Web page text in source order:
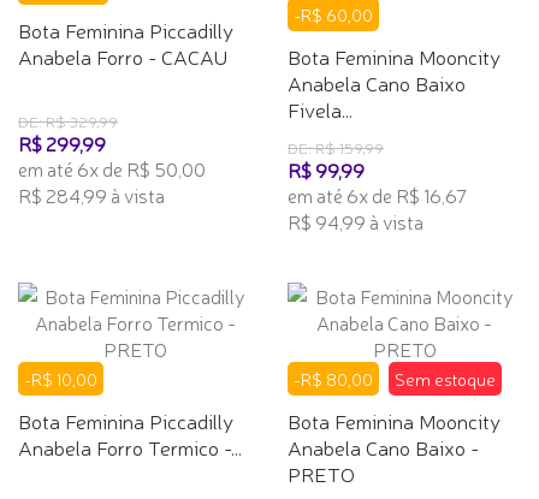
Bota Feminina Piccadilly
Anabela Forro - CACAU
DE: R$ 329,99
R$ 299,99
em até 6x de R$ 50,00
R$ 284,99 à vista
-R$ 60,00
Bota Feminina Mooncity
Anabela Cano Baixo
Fivela...
DE: R$ 159,99
R$ 99,99
em até 6x de R$ 16,67
R$ 94,99 à vista
-R$ 10,00
Bota Feminina Piccadilly
Anabela Forro Termico -...
-R$ 80,00 Sem estoque
Bota Feminina Mooncity
Anabela Cano Baixo -
PRETO